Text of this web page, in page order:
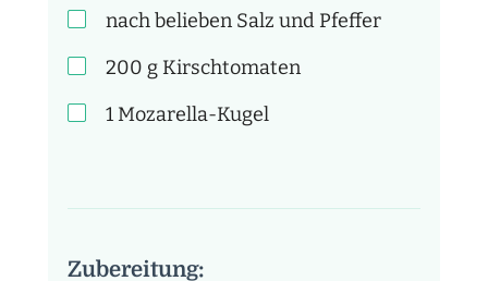
nach belieben Salz und Pfeffer
200 g Kirschtomaten
1 Mozarella-Kugel
Zubereitung: